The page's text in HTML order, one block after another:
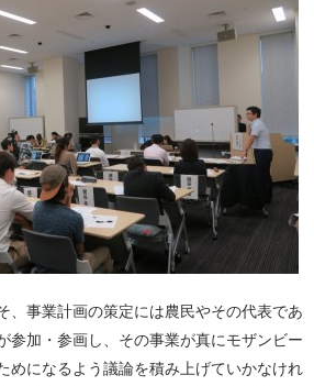
、事業計画の策定には農民やその代表であ
参加・参画し、その事業が真にモザンビー
めになるよう議論を積み上げていかなけれ